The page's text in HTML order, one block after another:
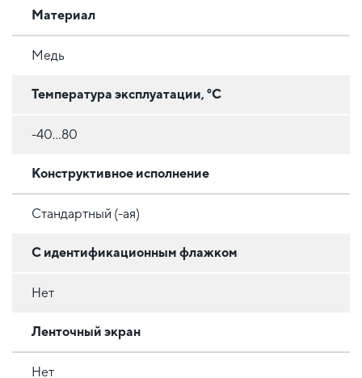
Материал
Медь
Температура эксплуатации, °C
-40...80
Конструктивное исполнение
Стандартный (-ая)
С идентификационным флажком
Нет
Ленточный экран
Нет